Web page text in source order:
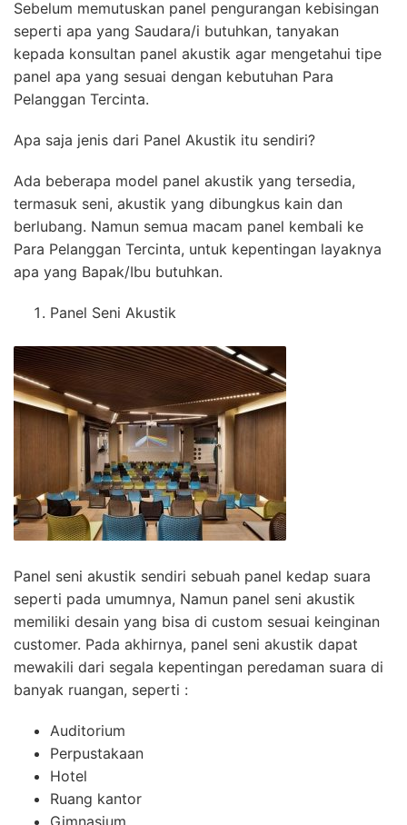
Sebelum memutuskan panel pengurangan kebisingan
seperti apa yang Saudara/i butuhkan, tanyakan
kepada konsultan panel akustik agar mengetahui tipe
panel apa yang sesuai dengan kebutuhan Para
Pelanggan Tercinta.
Apa saja jenis dari Panel Akustik itu sendiri?
Ada beberapa model panel akustik yang tersedia,
termasuk seni, akustik yang dibungkus kain dan
berlubang. Namun semua macam panel kembali ke
Para Pelanggan Tercinta, untuk kepentingan layaknya
apa yang Bapak/Ibu butuhkan.
Panel Seni Akustik
Panel seni akustik sendiri sebuah panel kedap suara
seperti pada umumnya, Namun panel seni akustik
memiliki desain yang bisa di custom sesuai keinginan
customer. Pada akhirnya, panel seni akustik dapat
mewakili dari segala kepentingan peredaman suara di
banyak ruangan, seperti :
Auditorium
Perpustakaan
Hotel
Ruang kantor
Gimnasium